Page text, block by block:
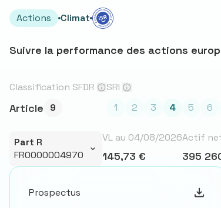
Actions
Climat
Suivre la performance des actions
Classification SFDR
Article 9
SRI
1
2 3 4 5 6
Part R
FR0000004970
VL au 04/08/2026
145,73 €
Actif net
395
Prospectus